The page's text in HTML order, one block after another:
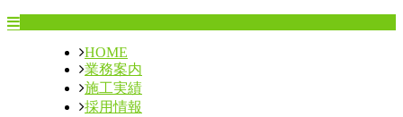
HOME
業務案内
施工実績
採用情報